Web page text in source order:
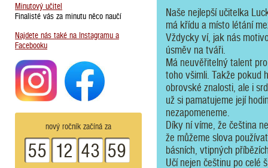
Minutový učitel
Finalisté vás za minutu něco naučí
Najdete nás také na Instagramu a
Facebooku
nový ročník začíná za
55 12 43 59
Naše nejlepší učitelka
má křídu a místo létání
Vždycky ví, jak nás
úsměv na tváři.
Má neuvěřitelný talent
toho všimli. Takže pokud
obrovské znalosti, ale i
už si pamatujeme její
nezapomeneme.
Díky ní víme, že čeština
že můžeme slova
básních, vtipných
Učí nejen češtinu po celé